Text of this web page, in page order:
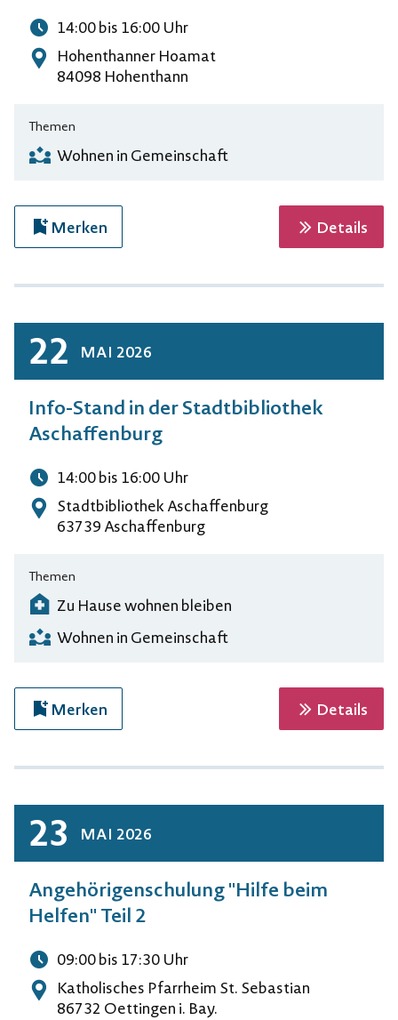
Uhrzeit
14:00bis 16:00 Uhr
Adresse
Hohenthanner Hoamat
84098 Hohenthann
Themen
Wohnen in Gemeinschaft
Merken Details
Info-Stand in der Stadtbibliothek
Aschaffenburg
22 MAI 2026
Uhrzeit
14:00bis 16:00 Uhr
Adresse
Stadtbibliothek Aschaffenburg
63739 Aschaffenburg
Themen
Zu Hause wohnen bleiben
Wohnen in Gemeinschaft
Merken Details
Angehörigenschulung "Hilfe beim
Helfen" Teil 2
23 MAI 2026
Uhrzeit
09:00bis 17:30 Uhr
Adresse
Katholisches Pfarrheim St. Sebastian
86732 Oettingen i. Bay.